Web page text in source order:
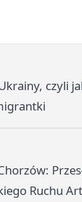
czyli
Ruchu